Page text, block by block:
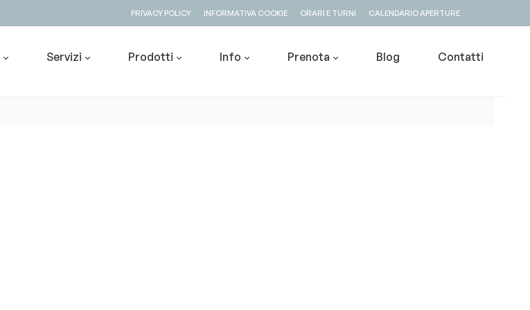
PRIVACY POLICY INFORMATIVA COOKIE ORARI E TURNI CALENDARIO APERTURE
Servizi Prodotti Info Prenota Blog Contatti